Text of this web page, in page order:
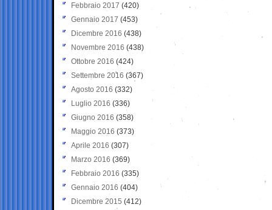
Febbraio 2017 (420)
Gennaio 2017 (453)
Dicembre 2016 (438)
Novembre 2016 (438)
Ottobre 2016 (424)
Settembre 2016 (367)
Agosto 2016 (332)
Luglio 2016 (336)
Giugno 2016 (358)
Maggio 2016 (373)
Aprile 2016 (307)
Marzo 2016 (369)
Febbraio 2016 (335)
Gennaio 2016 (404)
Dicembre 2015 (412)